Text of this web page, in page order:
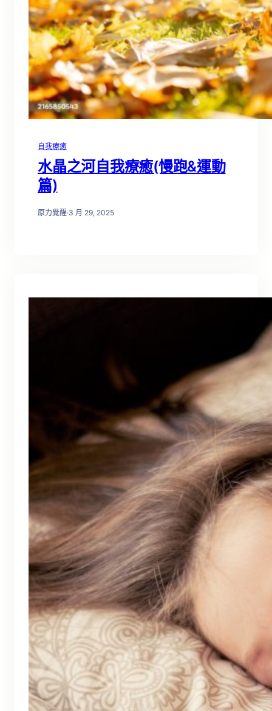
自我療癒
水晶之河自我療癒(慢跑&運動
篇)
原力覺醒·3 月 29, 2025